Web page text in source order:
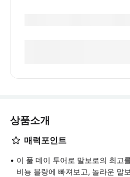
상품소개
매력포인트
이 풀 데이 투어로 말보로의 최고
비뇽 블랑에 빠져보고, 놀라운 말